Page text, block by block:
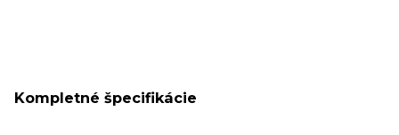
Kompletné špecifikácie